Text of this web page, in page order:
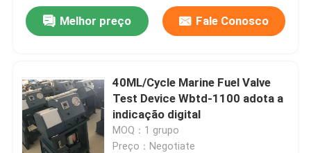
Solicite um orçamento
Bomba pneumática hidráulica
Bomba elétrica hidráulica
Melhor preço Fale Conosco
40ML/Cycle Marine Fuel Valve
Test Device Wbtd-1100 adota a
indicação digital
MOQ：1 grupo
Preço：Negotiate